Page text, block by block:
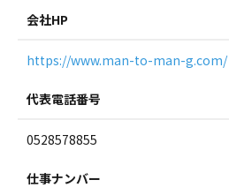
会社HP
https://www.man-to-man-g.com/
代表電話番号
0528578855
仕事ナンバー